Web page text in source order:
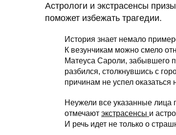
Астрологи и экстрасенсы
поможет избежать трагедии.
История знает немало
К везунчикам можно смело
Матеуса Сароли, забывшего
разбился, столкнувшись с
причинам не успел оказаться
Неужели все указанные лица
отмечают экстрасенсы и
И речь идет не только о